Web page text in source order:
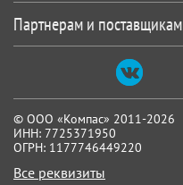
© ООО «Компас» 2011-2026
ИНН: 7725371950
ОГРН: 1177746449220
Все реквизиты
Партнерам и поставщикам